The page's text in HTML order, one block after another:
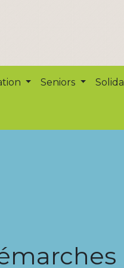
Seniors